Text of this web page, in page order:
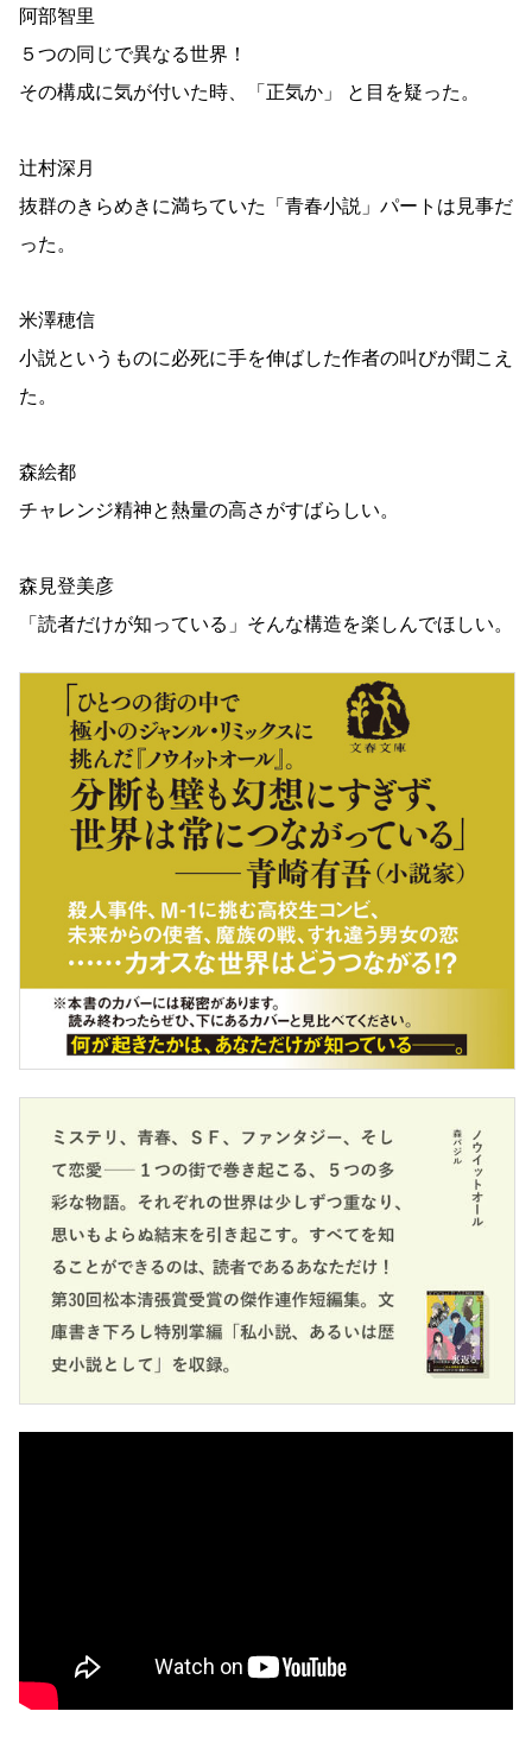
阿部智里
５つの同じで異なる世界！
その構成に気が付いた時、「正気か」 と目を疑った。
辻村深月
抜群のきらめきに満ちていた「青春小説」パートは見事だ
った。
米澤穂信
小説というものに必死に手を伸ばした作者の叫びが聞こえ
た。
森絵都
チャレンジ精神と熱量の高さがすばらしい。
森見登美彦
「読者だけが知っている」そんな構造を楽しんでほしい。